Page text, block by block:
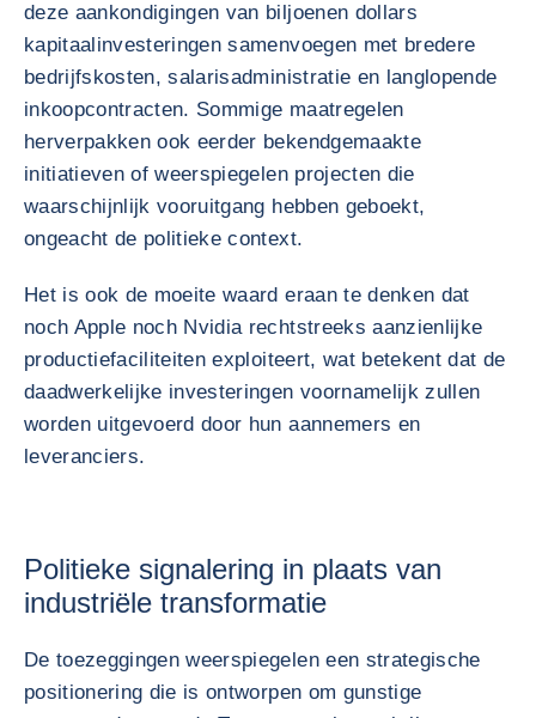
deze aankondigingen van biljoenen dollars
kapitaalinvesteringen samenvoegen met bredere
bedrijfskosten, salarisadministratie en langlopende
inkoopcontracten. Sommige maatregelen
herverpakken ook eerder bekendgemaakte
initiatieven of weerspiegelen projecten die
waarschijnlijk vooruitgang hebben geboekt,
ongeacht de politieke context.
Het is ook de moeite waard eraan te denken dat
noch Apple noch Nvidia rechtstreeks aanzienlijke
productiefaciliteiten exploiteert, wat betekent dat de
daadwerkelijke investeringen voornamelijk zullen
worden uitgevoerd door hun aannemers en
leveranciers.
Politieke signalering in plaats van
industriële transformatie
De toezeggingen weerspiegelen een strategische
positionering die is ontworpen om gunstige